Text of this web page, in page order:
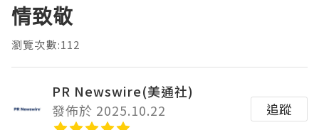
情致敬
瀏覽次數:112
PR Newswire(美通社)
發佈於 2025.10.22
追蹤